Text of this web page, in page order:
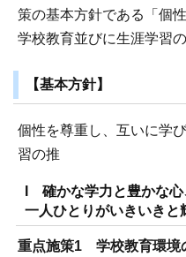
策の基本方針である「個
学校教育並びに生涯学習
【基本方針】
個性を尊重し、互いに学
習の推
I 確かな学力と豊かな
一人ひとりがいきいきと
重点施策1 学校教育環境